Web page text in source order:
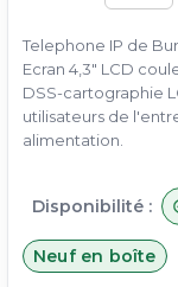
Telephone IP de
Ecran 4,3" LCD
DSS-cartographie
utilisateurs de
alimentation.
Disponibilité :
Neuf en boîte